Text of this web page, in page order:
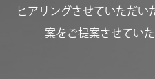
ヒアリングさせていただ
案をご提案させてい